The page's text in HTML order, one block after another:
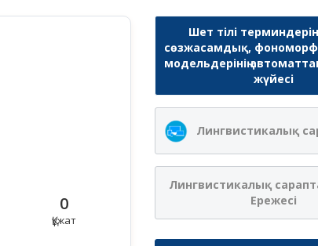
0
Құжат
Шет тілі
сөзжасамдық,
модельдерінің
жүйесі
Лингвистикалық
Лингвистикалық
Ережесі